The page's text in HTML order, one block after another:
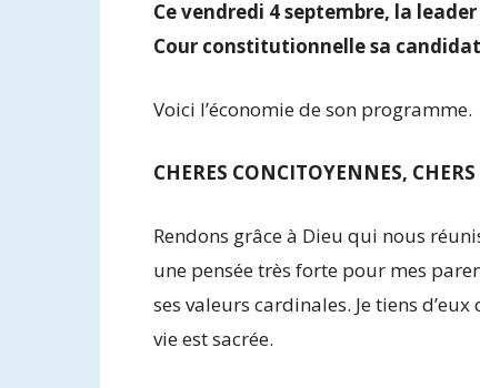
Ce vendredi 4 septembre, la
Cour constitutionnelle sa
Voici l’économie de son programme.
CHERES CONCITOYENNES,
Rendons grâce à Dieu qui nous
une pensée très forte pour mes
ses valeurs cardinales. Je tiens
vie est sacrée.